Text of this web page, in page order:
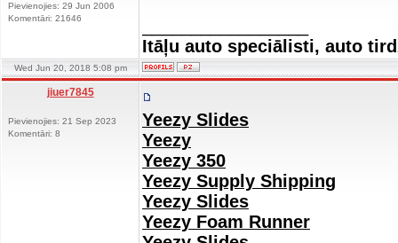
Pievienojies: 29 Jun 2006
Komentāri: 21646
Itāļu auto speciālisti, auto
Wed Jun 20, 2018 5:08 pm
jiuer7845
Pievienojies: 21 Sep 2023
Komentāri: 8
Yeezy Slides
Yeezy
Yeezy 350
Yeezy Supply Shipping
Yeezy Slides
Yeezy Foam Runner